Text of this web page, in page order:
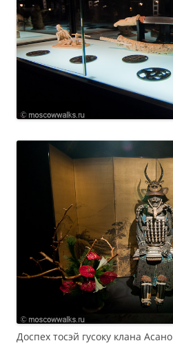
Доспех тосэй гусоку клана